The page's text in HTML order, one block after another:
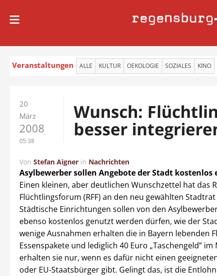
regensburg
Veranstaltungen ALLE KULTUR OEKOLOGIE SOZIALES KINO
20
März
2008
05:38
Wunsch:
besser
Von Stefan Aigner in Nachrichten
Asylbewerber sollen Angebote der Stadt kostenlos
Einen kleinen, aber deutlichen Wunschzettel hat das
Flüchtlingsforum (RFF) an den neu gewählten
Städtische Einrichtungen sollen von den
ebenso kostenlos genutzt werden dürfen, wie der
wenige Ausnahmen erhalten die in Bayern lebenden
Essenspakete und lediglich 40 Euro „Taschengeld”
erhalten sie nur, wenn es dafür nicht einen
oder EU-Staatsbürger gibt. Gelingt das, ist die